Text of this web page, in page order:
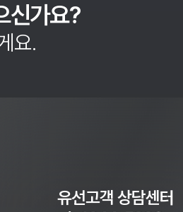
신가요?
요.
유선고객 상담센터